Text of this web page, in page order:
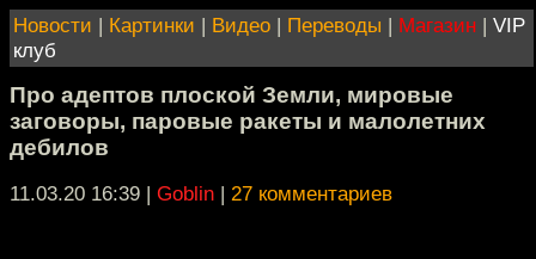
Новости | Картинки | Видео | Переводы | Магазин | VIP
клуб
Про адептов плоской Земли, мировые
заговоры, паровые ракеты и малолетних
дебилов
11.03.20 16:39 | Goblin | 27 комментариев